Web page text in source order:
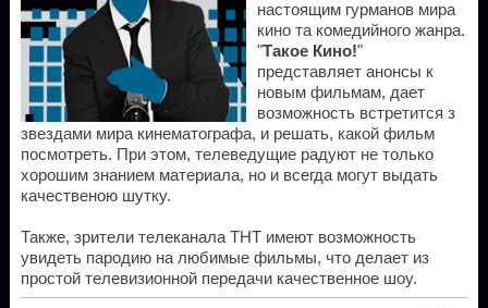
настоящим гурманов мира
кино та комедийного жанра.
"Такое Кино!"
представляет анонсы к
новым фильмам, дает
возможность встретится з
звездами мира кинематографа, и решать, какой фильм
посмотреть. При этом, телеведущие радуют не только
хорошим знанием материала, но и всегда могут выдать
качественою шутку.
Также, зрители телеканала ТНТ имеют возможность
увидеть пародию на любимые фильмы, что делает из
простой телевизионной передачи качественное шоу.